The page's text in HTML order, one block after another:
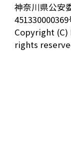
神奈川県公安
451330000369
Copyright (C)
rights